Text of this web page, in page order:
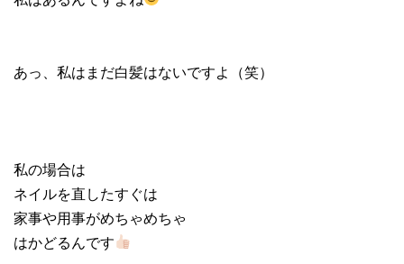
あっ、私はまだ白髪はないですよ（笑）
私の場合は
ネイルを直したすぐは
家事や用事がめちゃめちゃ
はかどるんです